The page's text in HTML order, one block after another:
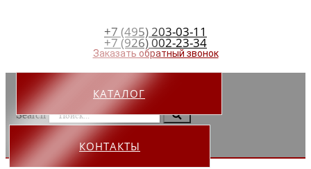
+7 (495) 203-03-11
+7 (926) 002-23-34
Заказать обратный звонок
КАТАЛОГ
Search
КОНТАКТЫ